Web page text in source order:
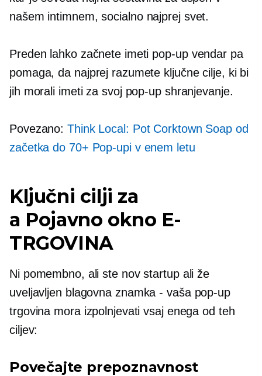
našem intimnem,socialno najprejsvet.
Preden lahko začnete imeti pop-upvendar pa
pomaga, da najprej razumete ključne cilje, ki bi
jih morali imeti za svoj pop-upshranjevanje.
Povezano:Think Local: Pot Corktown Soap od
začetka do 70+ Pop-upiv enem letu
Ključni cilji za
a Pojavno okno E-
TRGOVINA
Ni pomembno, ali ste nov startup ali že
uveljavljen blagovna znamka - vaša pop-up
trgovina mora izpolnjevati vsaj enega od teh
ciljev:
Povečajte prepoznavnost